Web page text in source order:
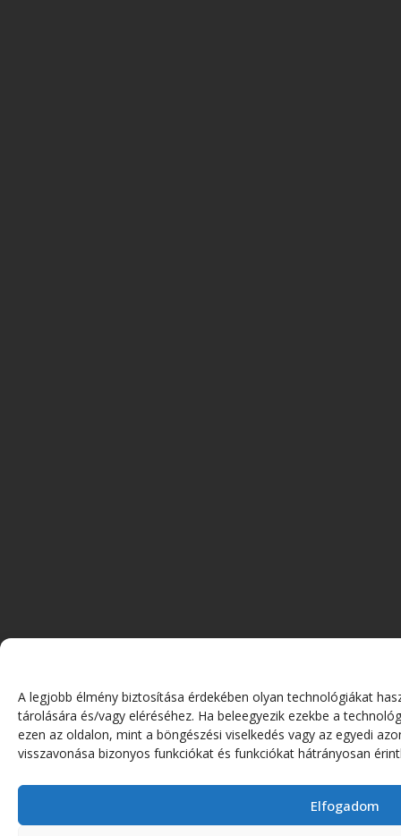
A legjobb élmény biztosítása érdekében olyan technológiákat
tárolására és/vagy eléréséhez. Ha beleegyezik ezekbe a
ezen az oldalon, mint a böngészési viselkedés vagy az egyedi
visszavonása bizonyos funkciókat és funkciókat hátrányosan
Elfogadom